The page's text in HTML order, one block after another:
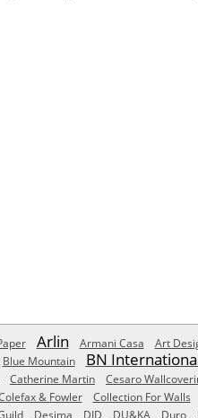
Arlin Armani Casa Art
Blue Mountain BN
Catherine Martin Cesaro
& Fowler Collection For Walls
Desima DID DU&KA Duro